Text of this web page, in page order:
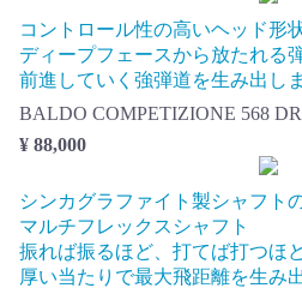
コントロール性の高いヘッド形
ディープフェースから放たれる
前進していく強弾道を生み出しま
BALDO COMPETIZIONE 568
¥ 88,000
シンカグラファイト製シャフト
マルチフレックスシャフト
振れば振るほど、打てば打つほ
厚い当たりで最大飛距離を生み